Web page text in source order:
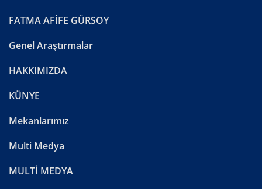
FATMA AFİFE GÜRSOY
Genel Araştırmalar
HAKKIMIZDA
KÜNYE
Mekanlarımız
Multi Medya
MULTİ MEDYA